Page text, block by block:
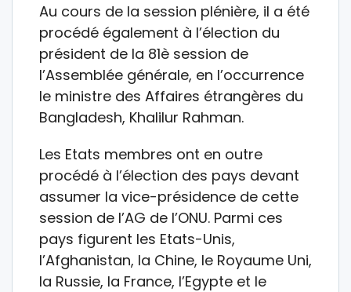
Au cours de la session plénière, il a été
procédé également à l’élection du
président de la 81è session de
l’Assemblée générale, en l’occurrence
le ministre des Affaires étrangères du
Bangladesh, Khalilur Rahman.
Les Etats membres ont en outre
procédé à l’élection des pays devant
assumer la vice-présidence de cette
session de l’AG de l’ONU. Parmi ces
pays figurent les Etats-Unis,
l’Afghanistan, la Chine, le Royaume Uni,
la Russie, la France, l’Egypte et le